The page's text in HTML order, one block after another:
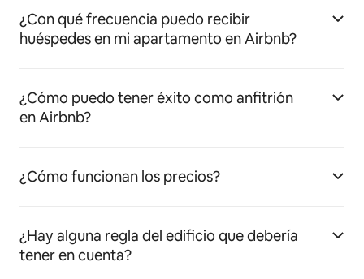
¿Con qué frecuencia puedo recibir
huéspedes en mi apartamento en Airbnb?
¿Cómo puedo tener éxito como anfitrión
en Airbnb?
¿Cómo funcionan los precios?
¿Hay alguna regla del edificio que debería
tener en cuenta?